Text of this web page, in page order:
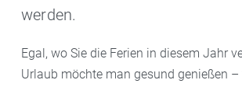
werden.
Egal, wo Sie die Ferien in diesem Jahr
Urlaub möchte man gesund genießen